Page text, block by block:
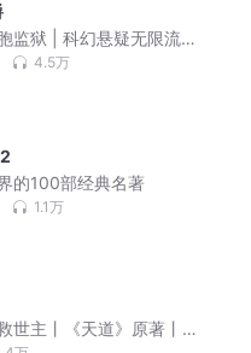
监狱 | 科幻悬疑无限流 |
4.5万
的100部经典名著
1.1万
世主丨《天道》原著丨